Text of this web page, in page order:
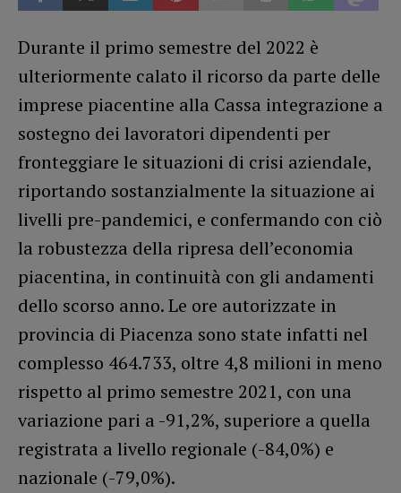
Durante il primo semestre del 2022 è
ulteriormente calato il ricorso da parte delle
imprese piacentine alla Cassa integrazione a
sostegno dei lavoratori dipendenti per
fronteggiare le situazioni di crisi aziendale,
riportando sostanzialmente la situazione ai
livelli pre-pandemici, e confermando con ciò
la robustezza della ripresa dell’economia
piacentina, in continuità con gli andamenti
dello scorso anno. Le ore autorizzate in
provincia di Piacenza sono state infatti nel
complesso 464.733, oltre 4,8 milioni in meno
rispetto al primo semestre 2021, con una
variazione pari a -91,2%, superiore a quella
registrata a livello regionale (-84,0%) e
nazionale (-79,0%).